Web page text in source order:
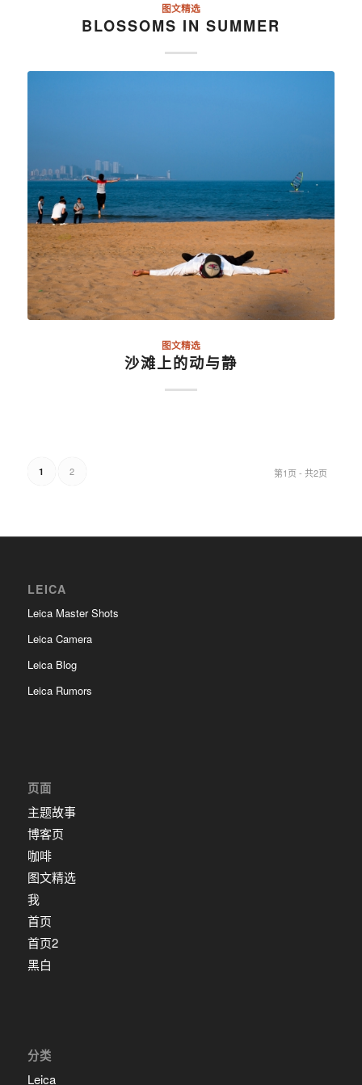
图文精选
BLOSSOMS IN SUMMER
图文精选
沙滩上的动与静
第1页 - 共2页
1 2
LEICA
Leica Master Shots
Leica Camera
Leica Blog
Leica Rumors
页面
主题故事
博客页
咖啡
图文精选
我
首页
首页2
黑白
分类
Leica